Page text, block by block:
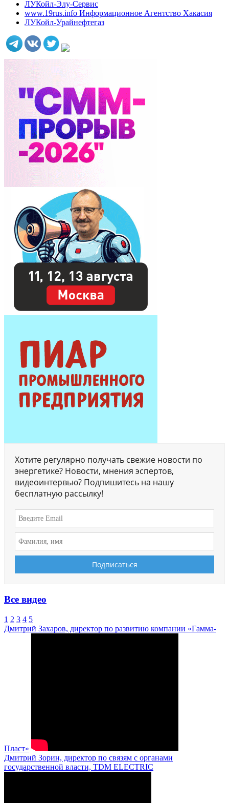
ЛУКойл-Элу-Сервис
www.19rus.info Информационное Агентство Хакасия
ЛУКойл-Урайнефтегаз
Хотите регулярно получать свежие новости по
энергетике? Новости, мнения эспертов,
видеоинтервью? Подпишитесь на нашу
бесплатную рассылку!
Все видео
1 2 3 4 5
Дмитрий Захаров, директор по развитию компании «Гамма-
Пласт»
Дмитрий Зорин, директор по связям с органами
государственной власти, TDM ELECTRIC